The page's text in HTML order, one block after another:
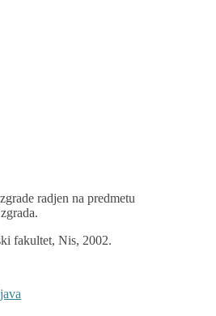
radjen na predmetu
fakultet, Nis, 2002.